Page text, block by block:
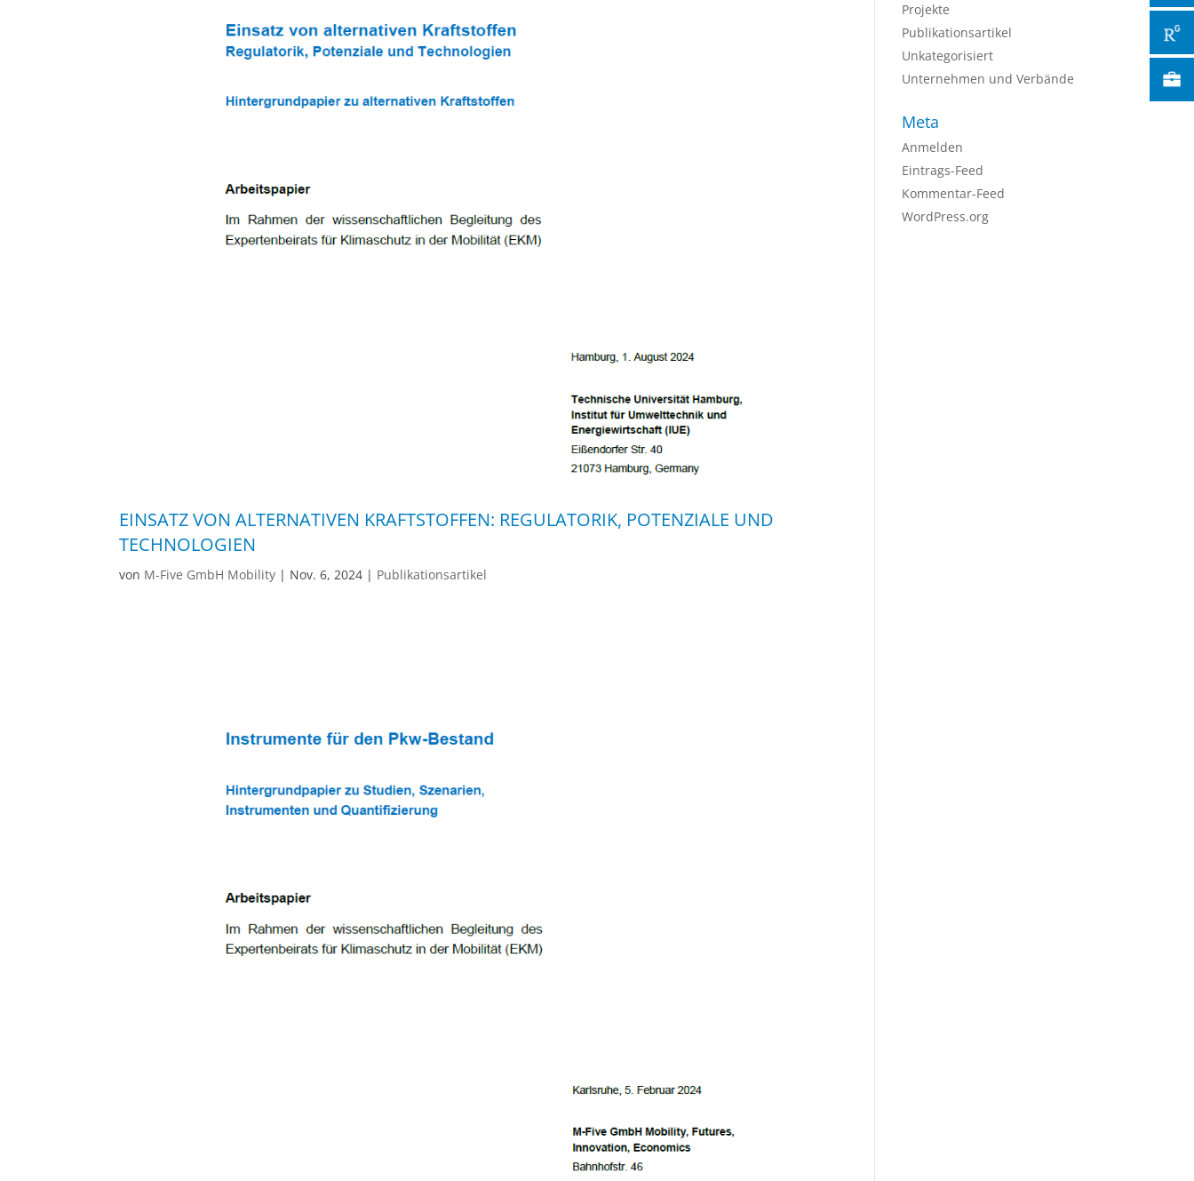
EINSATZ VON ALTERNATIVEN KRAFTSTOFFEN: REGULATORIK, POTENZIALE UND
TECHNOLOGIEN
von M-Five GmbH Mobility | Nov. 6, 2024 | Publikationsartikel
Projekte
Publikationsartikel
Unkategorisiert
Unternehmen und Verbände
Meta
Anmelden
Eintrags-Feed
Kommentar-Feed
WordPress.org